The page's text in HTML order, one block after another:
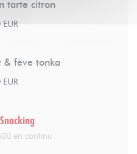
tarte citron
& fève tonka
en continu